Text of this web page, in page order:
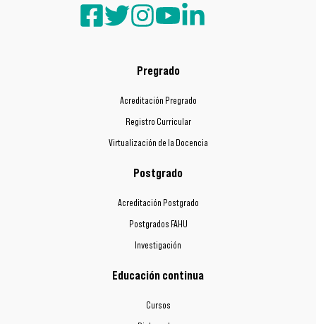
Pregrado
Acreditación Pregrado
Registro Curricular
Virtualización de la Docencia
Postgrado
Acreditación Postgrado
Postgrados FAHU
Investigación
Educación continua
Cursos